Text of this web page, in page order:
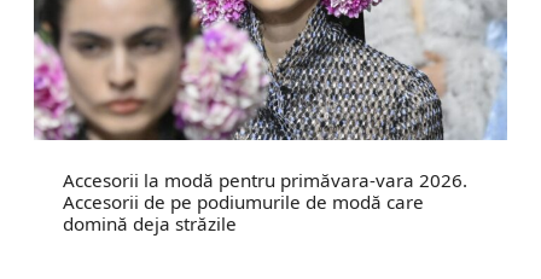
Accesorii la modă pentru primăvara-vara 2026.
Accesorii de pe podiumurile de modă care
domină deja străzile